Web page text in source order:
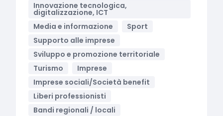
Innovazione tecnologica,
digitalizzazione, ICT
Media e informazione
Sport
Supporto alle imprese
Sviluppo e promozione territoriale
Turismo
Imprese
Imprese sociali/Società benefit
Liberi professionisti
Bandi regionali / locali